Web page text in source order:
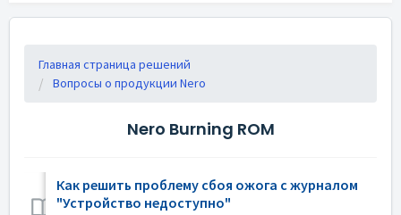
Главная страница решений
Вопросы о продукции Nero
Nero Burning ROM
Как решить проблему сбоя ожога с журналом
"Устройство недоступно"